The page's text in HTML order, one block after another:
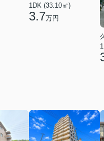
1DK (33.10㎡)
3.7万円